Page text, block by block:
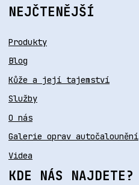
NEJČTENĚJŠÍ
Produkty
Blog
Kůže a její tajemství
Služby
O nás
Galerie oprav autočalounění
Videa
KDE NÁS NAJDETE?